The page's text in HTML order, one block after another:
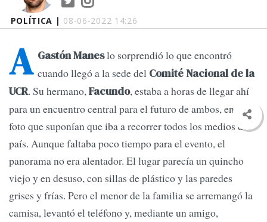
POLÍTICA | 08-06-2022 14:26
A Gastón Maneslo sorprendió lo que encontró
cuando llegó a la sede del Comité Nacional de la
UCR. Su hermano,Facundo, estaba a horas de llegar ahí
para un encuentro central para el futuro de ambos, en una
foto que suponían que iba a recorrer todos los medios del
país. Aunque faltaba poco tiempo para el evento, el
panorama no era alentador. El lugar parecía un quincho
viejo y en desuso, con sillas de plástico y las paredes
grises y frías. Pero el menor de la familia se arremangó la
camisa, levantó el teléfono y, mediante un amigo,